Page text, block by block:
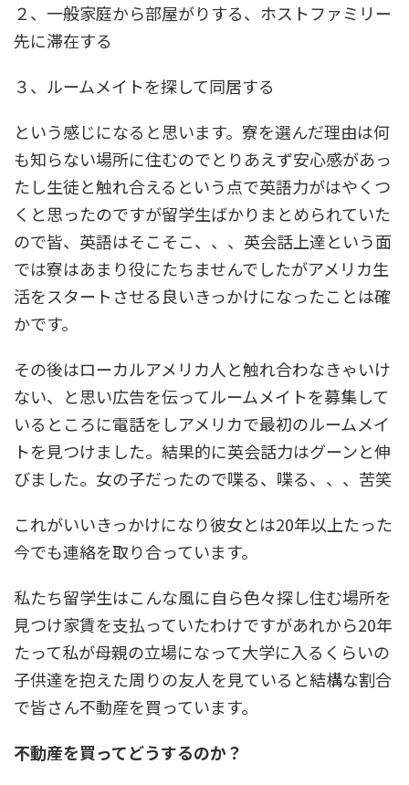
２、一般家庭から部屋がりする、ホストファミリー
先に滞在する
３、ルームメイトを探して同居する
という感じになると思います。寮を選んだ理由は何
も知らない場所に住むのでとりあえず安心感があっ
たし生徒と触れ合えるという点で英語力がはやくつ
くと思ったのですが留学生ばかりまとめられていた
ので皆、英語はそこそこ、、、英会話上達という面
では寮はあまり役にたちませんでしたがアメリカ生
活をスタートさせる良いきっかけになったことは確
かです。
その後はローカルアメリカ人と触れ合わなきゃいけ
ない、と思い広告を伝ってルームメイトを募集して
いるところに電話をしアメリカで最初のルームメイ
トを見つけました。結果的に英会話力はグーンと伸
びました。女の子だったので喋る、喋る、、、苦笑
これがいいきっかけになり彼女とは20年以上たった
今でも連絡を取り合っています。
私たち留学生はこんな風に自ら色々探し住む場所を
見つけ家賃を支払っていたわけですがあれから20年
たって私が母親の立場になって大学に入るくらいの
子供達を抱えた周りの友人を見ていると結構な割合
で皆さん不動産を買っています。
不動産を買ってどうするのか？